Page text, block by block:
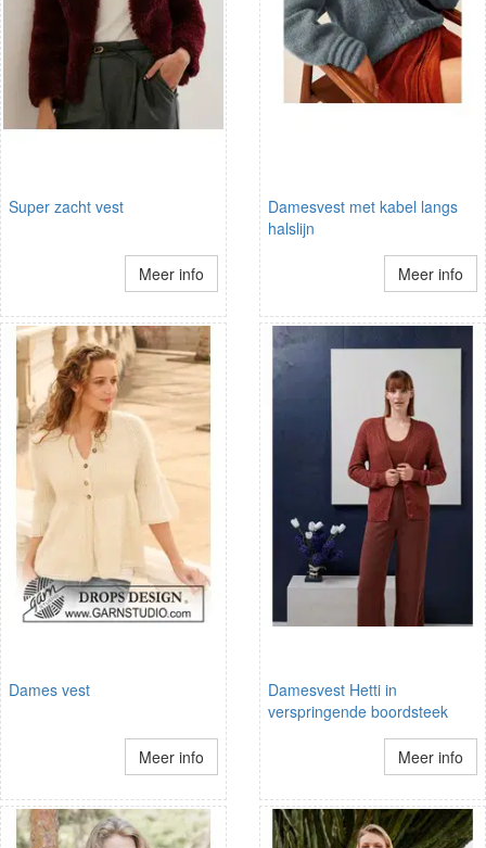
Super zacht vest
Meer info
Damesvest met kabel langs
halslijn
Meer info
Dames vest
Meer info
Damesvest Hetti in
verspringende boordsteek
Meer info